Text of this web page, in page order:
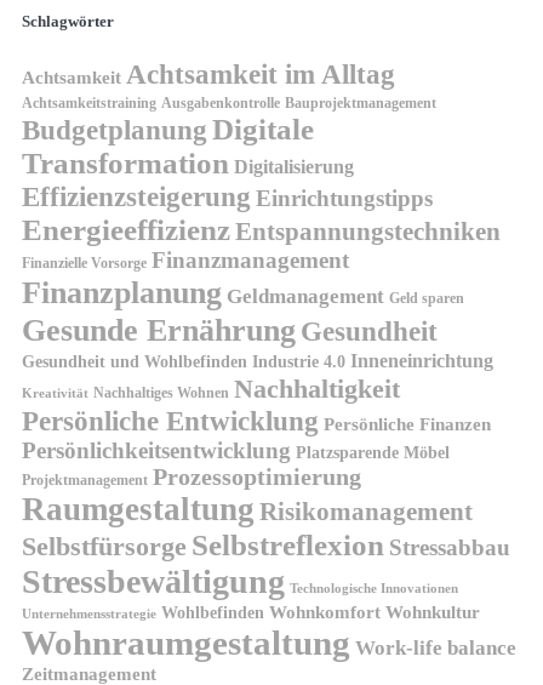
Schlagwörter
Achtsamkeit Achtsamkeit im Alltag
Achtsamkeitstraining Ausgabenkontrolle Bauprojektmanagement
BudgetplanungDigitale
Transformation Digitalisierung
Effizienzsteigerung Einrichtungstipps
EnergieeffizienzEntspannungstechniken
Finanzielle Vorsorge Finanzmanagement
Finanzplanung Geldmanagement Geld sparen
Gesunde Ernährung Gesundheit
Gesundheit und Wohlbefinden Industrie 4.0 Inneneinrichtung
Kreativität Nachhaltiges Wohnen Nachhaltigkeit
Persönliche Entwicklung Persönliche Finanzen
Persönlichkeitsentwicklung Platzsparende Möbel
Projektmanagement Prozessoptimierung
Raumgestaltung Risikomanagement
Selbstfürsorge Selbstreflexion Stressabbau
Stressbewältigung Technologische Innovationen
Unternehmensstrategie Wohlbefinden Wohnkomfort Wohnkultur
Wohnraumgestaltung Work-life balance
Zeitmanagement